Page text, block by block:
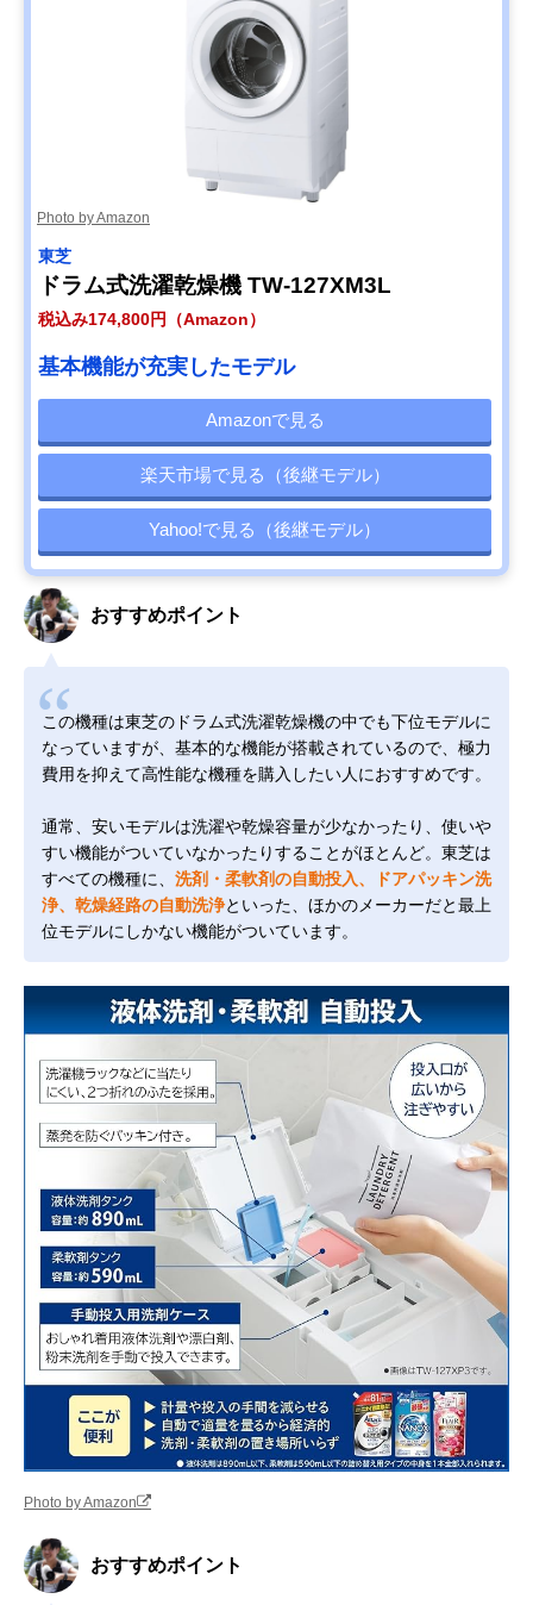
Photo by Amazon
東芝
ドラム式洗濯乾燥機 TW-127XM3L
税込み174,800円（Amazon）
基本機能が充実したモデル
Amazonで見る
楽天市場で見る（後継モデル）
Yahoo!で見る（後継モデル）
おすすめポイント
この機種は東芝のドラム式洗濯乾燥機の中でも下位モデルに
なっていますが、基本的な機能が搭載されているので、極力
費用を抑えて高性能な機種を購入したい人におすすめです。
通常、安いモデルは洗濯や乾燥容量が少なかったり、使いや
すい機能がついていなかったりすることがほとんど。東芝は
すべての機種に、 洗剤・柔軟剤の自動投入、ドアパッキン洗
浄、乾燥経路の自動洗浄といった、ほかのメーカーだと最上
位モデルにしかない機能がついています。
Photo by Amazon
おすすめポイント